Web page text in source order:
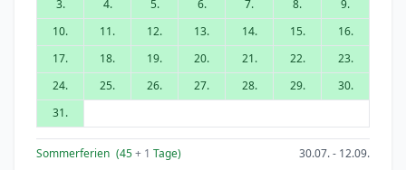
3.
4. 5. 6. 7. 8.
9.
10.
11. 12. 13. 14. 15.
16.
17.
18. 19. 20. 21. 22.
23.
24.
25. 26. 27. 28. 29.
30.
31.
Sommerferien (45+ 1 Tage) 30.07. - 12.09.